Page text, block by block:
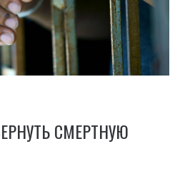
СМЕРТНУЮ